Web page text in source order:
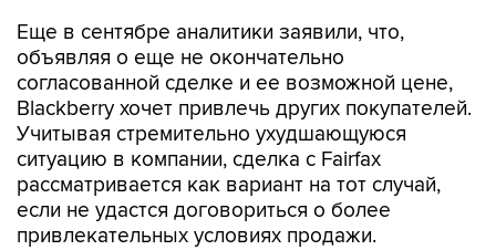
Еще в сентябре аналитики заявили, что,
объявляя о еще не окончательно
согласованной сделке и ее возможной цене,
Blackberry хочет привлечь других покупателей.
Учитывая стремительно ухудшающуюся
ситуацию в компании, сделка с Fairfax
рассматривается как вариант на тот случай,
если не удастся договориться о более
привлекательных условиях продажи.